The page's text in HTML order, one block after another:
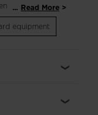
your regular ski
bend without
warmth to any
it.
... Read More
equipment